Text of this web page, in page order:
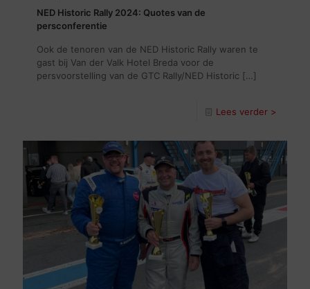
NED Historic Rally 2024: Quotes van de
persconferentie
Ook de tenoren van de NED Historic Rally waren te
gast bij Van der Valk Hotel Breda voor de
persvoorstelling van de GTC Rally/NED Historic […]
Lees verder >